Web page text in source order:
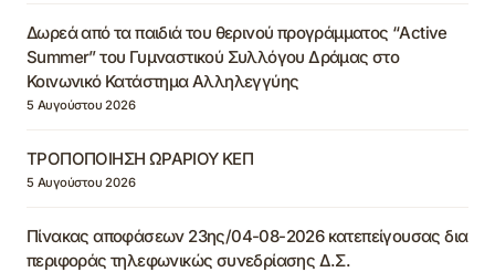
Δωρεά από τα παιδιά του θερινού προγράμματος “Active
Summer” του Γυμναστικού Συλλόγου Δράμας στο
Κοινωνικό Κατάστημα Αλληλεγγύης
5 Αυγούστου 2026
ΤΡΟΠΟΠΟΙΗΣΗ ΩΡΑΡΙΟΥ ΚΕΠ
5 Αυγούστου 2026
Πίνακας αποφάσεων 23ης/04-08-2026 κατεπείγουσας δια
περιφοράς τηλεφωνικώς συνεδρίασης Δ.Σ.